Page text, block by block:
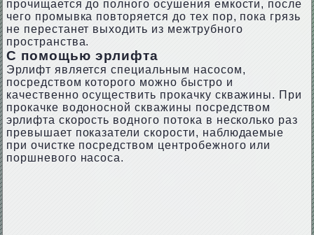
прочищается до полного осушения емкости, после
чего промывка повторяется до тех пор, пока грязь
не перестанет выходить из межтрубного
пространства.
С помощью эрлифта
Эрлифт является специальным насосом,
посредством которого можно быстро и
качественно осуществить прокачку скважины. При
прокачке водоносной скважины посредством
эрлифта скорость водного потока в несколько раз
превышает показатели скорости, наблюдаемые
при очистке посредством центробежного или
поршневого насоса.